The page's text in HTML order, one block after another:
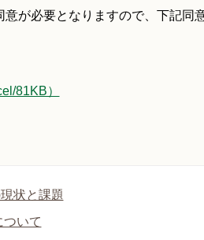
が必要となりますので、下記同
81KB）
状と課題
ついて